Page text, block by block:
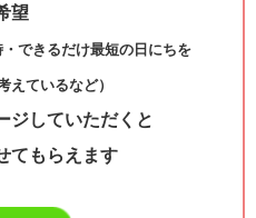
望
・できるだけ最短の日にちを
えているなど）
ジしていただくと
てもらえます